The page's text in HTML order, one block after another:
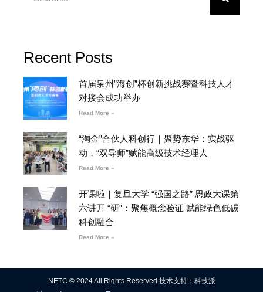
Recent Posts
首届泉州”海创”杯创新挑战赛暨科技人才
对接会成功举办
Read More »
“淘金”合伙人科创行｜聚势东华：实战驱
动，“双导师”赋能高级技术经理人
Read More »
开课啦｜复旦大学 “强国之路” 思政大课第
六讲开 “研”：聚焦概念验证 赋能绿色低碳
科创融合
Read More »
NETC © 2024 All Rights Reserved 技术支持：科技派